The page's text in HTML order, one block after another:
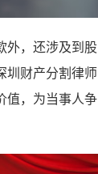
，还涉及到股
圳财产分割律师
值，为当事人争